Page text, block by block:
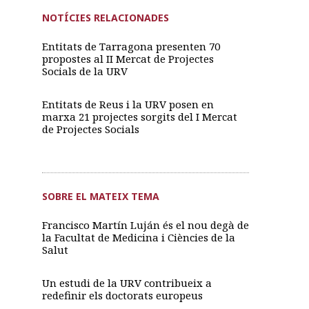
NOTÍCIES RELACIONADES
Entitats de Tarragona presenten 70
propostes al II Mercat de Projectes
Socials de la URV
Entitats de Reus i la URV posen en
marxa 21 projectes sorgits del I Mercat
de Projectes Socials
SOBRE EL MATEIX TEMA
Francisco Martín Luján és el nou degà de
la Facultat de Medicina i Ciències de la
Salut
Un estudi de la URV contribueix a
redefinir els doctorats europeus